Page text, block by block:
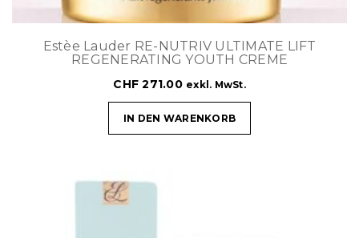
Estèe Lauder RE-NUTRIV ULTIMATE LIFT
REGENERATING YOUTH CREME
CHF 271.00 exkl. MwSt.
IN DEN WARENKORB